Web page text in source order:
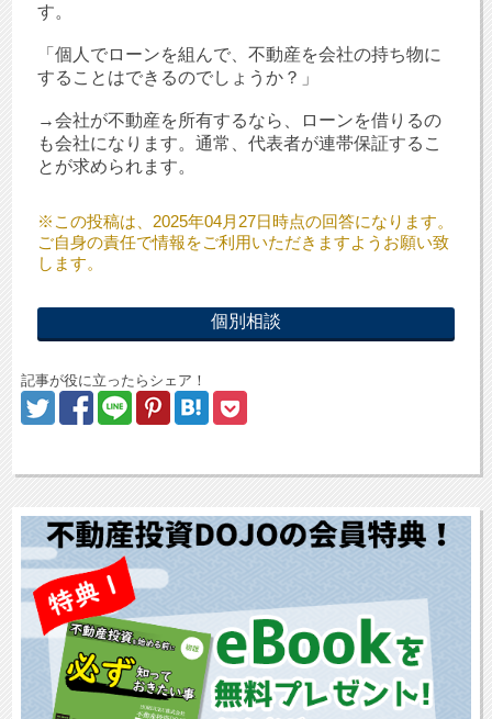
す。
「個人でローンを組んで、不動産を会社の持ち物に
することはできるのでしょうか？」
→会社が不動産を所有するなら、ローンを借りるの
も会社になります。通常、代表者が連帯保証するこ
とが求められます。
※この投稿は、2025年04月27日時点の回答になります。
ご自身の責任で情報をご利用いただきますようお願い致
します。
個別相談
記事が役に立ったらシェア！